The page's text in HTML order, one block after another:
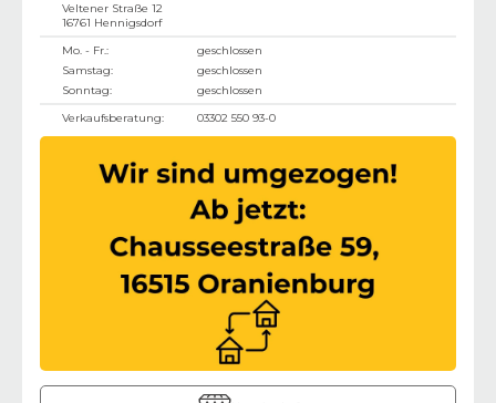
Veltener Straße 12
16761 Hennigsdorf
Mo. - Fr.:
geschlossen
Samstag:
geschlossen
Sonntag:
geschlossen
Verkaufsberatung:
03302 550 93-0